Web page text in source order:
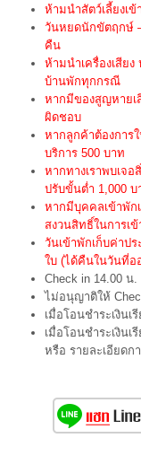
ห้ามนำสัตว์เลี้ยงเ
วันหยดนักขัตฤกษ์
คืน
ห้ามนำเครื่องเสีย
บ้านพักทุกกรณี
หากมีของสูญหายเ
ผิดชอบ
หากลูกค้าต้องการ
บริการ 500 บาท
หากทางเราพบเจ
ปรับขั้นต่ำ 1,000 บ
หากมีบุคคลเข้าพัก
สงวนสิทธิ์ในการเ
วันเข้าพักเก็บค่าป
ใบ (ได้คืนในวันที่อ
Check in 14.00 น
ไม่อนุญาติให้
เมื่อโอนชำระเงิน
เมื่อโอนชำระเงิน
หรือ รายละเอียดก